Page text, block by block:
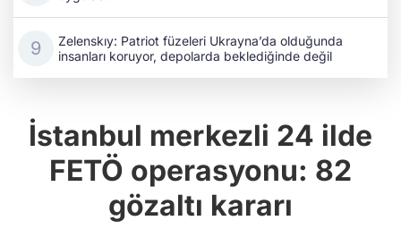
insanları koruyor, depolarda beklediğinde değil
İstanbul merkezli 24 ilde
FETÖ operasyonu: 82
gözaltı kararı